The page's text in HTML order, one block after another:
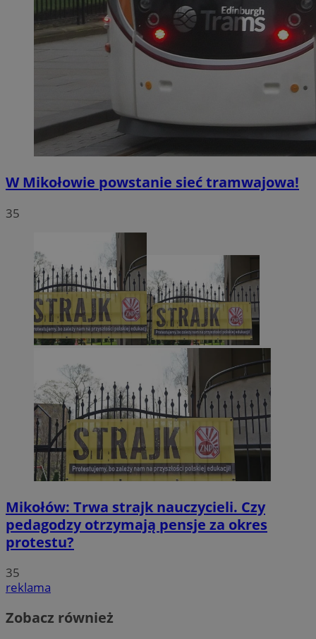
W Mikołowie powstanie sieć tramwajowa!
35
Mikołów: Trwa strajk nauczycieli. Czy
pedagodzy otrzymają pensje za okres
protestu?
35
reklama
Zobacz również